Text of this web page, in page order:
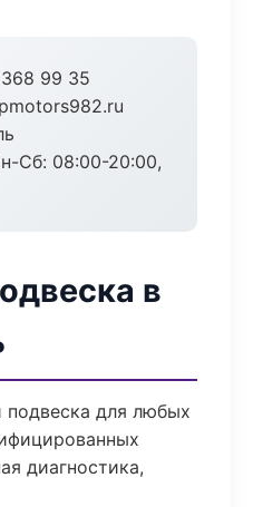
99 35
Сб: 08:00-20:00,
в
подвеска для любых
диагностика,